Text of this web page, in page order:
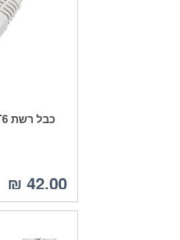
כבל רשת CAT6 אורך 10 מטר
42.00 ₪